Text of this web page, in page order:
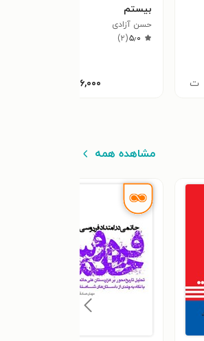
ت
بیستم
حسن آزادی
۵٫۰(۲)
۲۸۶,۰۰۰
مشاهده همه